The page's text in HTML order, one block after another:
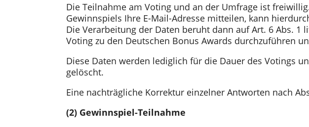
Die Teilnahme am Voting und an der Umfrage ist
Gewinnspiels Ihre E-Mail-Adresse mitteilen, kann
Die Verarbeitung der Daten beruht dann auf Art. 6 Abs.
Voting zu den Deutschen Bonus Awards durchzuführen
Diese Daten werden lediglich für die Dauer des Votings
gelöscht.
Eine nachträgliche Korrektur einzelner Antworten nach
(2) Gewinnspiel-Teilnahme